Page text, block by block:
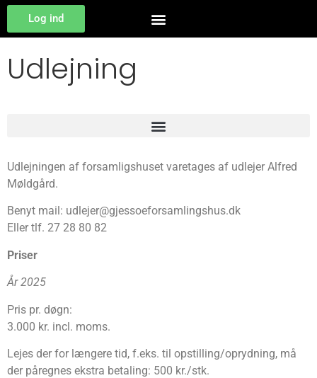
Log ind
Udlejning
Udlejningen af forsamligshuset varetages af udlejer Alfred
Møldgård.
Benyt mail: udlejer@gjessoeforsamlingshus.dk
Eller tlf. 27 28 80 82
Priser
År 2025
Pris pr. døgn:
3.000 kr. incl. moms.
Lejes der for længere tid, f.eks. til opstilling/oprydning, må
der påregnes ekstra betaling: 500 kr./stk.